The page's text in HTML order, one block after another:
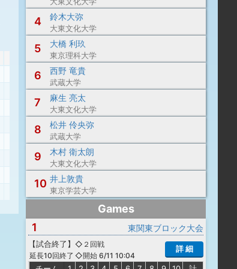
自責点
0
0 0 0 0
0
0
0 0 0 0
0
0
0
4 鈴木大弥
大東文化大学
5 大橋 利玖
東京理科大学
6 西野 竜貴
武蔵大学
7 麻生 亮太
大東文化大学
8 松井 伶央弥
武蔵大学
9 木村 衛太朗
大東文化大学
10 井上敦貴
東京学芸大学
Games
1
東関東ブロック大会
【試合終了 】
延長10回終了
◇２回戦
◇開始 6/11 10:04
詳 細